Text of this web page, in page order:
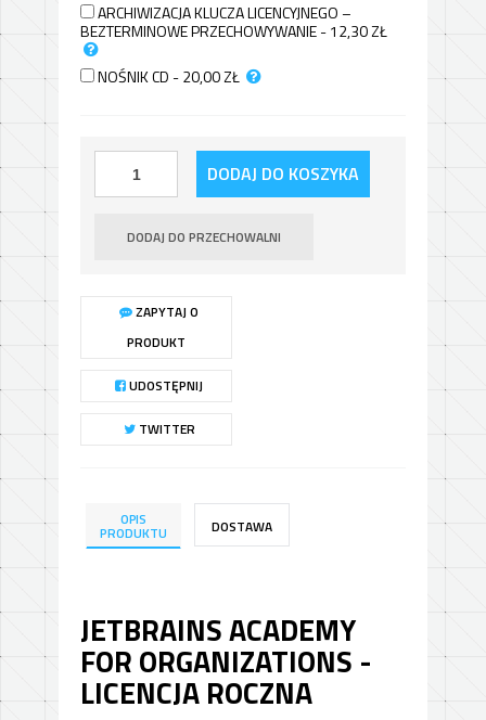
ARCHIWIZACJA KLUCZA LICENCYJNEGO –
BEZTERMINOWE PRZECHOWYWANIE - 12,30ZŁ
NOŚNIK CD - 20,00ZŁ
DODAJ DO KOSZYKA
DODAJ DO PRZECHOWALNI
ZAPYTAJ O
PRODUKT
UDOSTĘPNIJ
TWITTER
OPIS
PRODUKTU DOSTAWA
JETBRAINS ACADEMY
FOR ORGANIZATIONS -
LICENCJA ROCZNA